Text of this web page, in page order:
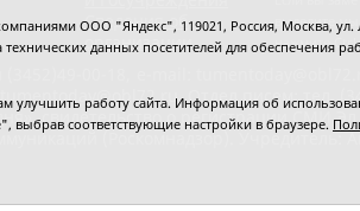
Сведения об
организации
выделите
нажмите
Отдел писем: тел.
свидетельство о регистрации СМИ
(Роскомнадзор). Учредитель:
ООО "Яндекс", 119021, Россия, Москва,
данных посетителей для обеспечения
работу сайта. Информация об
выбрав соответствующие настройки в браузере.